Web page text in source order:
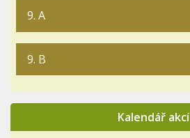
9. A
9. B
Kalendář akcí